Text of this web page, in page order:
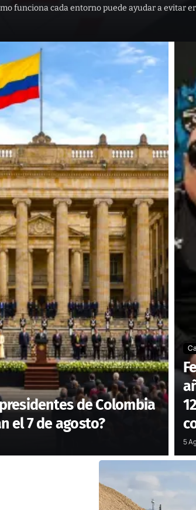
funciona cada entorno puede ayudar a evitar
de Colombia
el 7 de agosto?
5